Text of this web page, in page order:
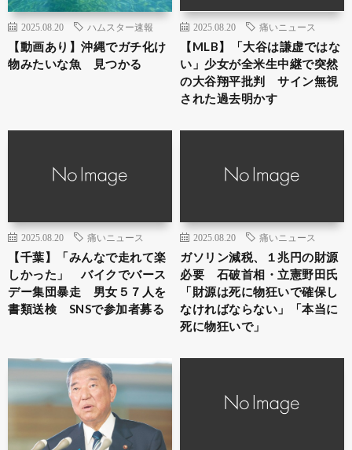
2025.08.20 ハムスター速報
【動画あり】沖縄でガチ化け
物みたいな魚 見つかる
2025.08.20 痛いニュース
【MLB】「大谷は謙虚ではな
い」少女が全米生中継で突然
の大谷翔平批判 サイン無視
された過去明かす
2025.08.20 痛いニュース
【千葉】「みんなで走れて楽
しかった」 バイクでバース
デー集団暴走 男女５７人を
書類送検 SNSで参加者募る
2025.08.20 痛いニュース
ガソリン減税、１兆円の財源
必要 石破首相・立憲野田氏
「財源は死に物狂いで確保し
なければならない」「本当に
死に物狂いで」